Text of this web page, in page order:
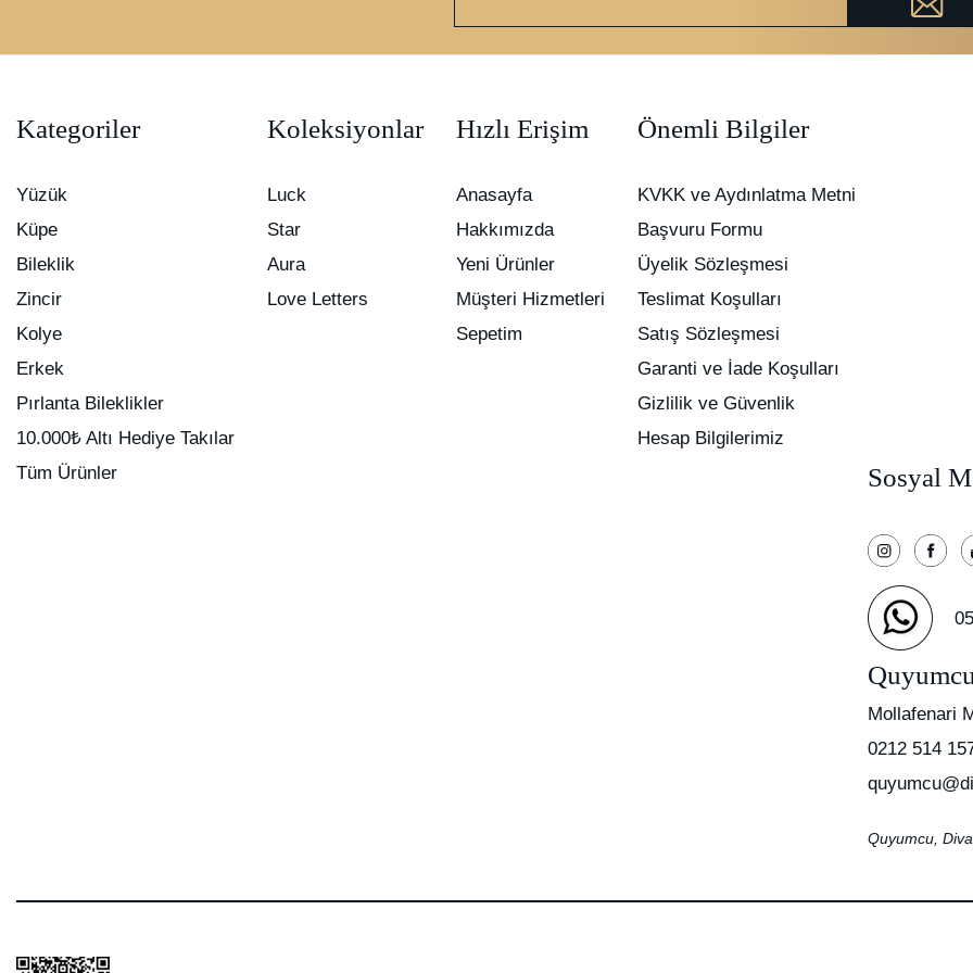
Kategoriler
Yüzük
Küpe
Bileklik
Zincir
Kolye
Erkek
Pırlanta Bileklikler
10.000₺ Altı Hediye Takılar
Tüm Ürünler
Koleksiyonlar
Luck
Star
Aura
Love Letters
Hızlı Erişim
Anasayfa
Hakkımızda
Yeni Ürünler
Müşteri Hizmetleri
Sepetim
Önemli Bilgiler
KVKK ve Aydınlatma Metni
Başvuru Formu
Üyelik Sözleşmesi
Teslimat Koşulları
Satış Sözleşmesi
Garanti ve İade Koşulları
Gizlilik ve Güvenlik
Hesap Bilgilerimiz
Sosyal
Mollafenari
0212 514
Quyumcu,